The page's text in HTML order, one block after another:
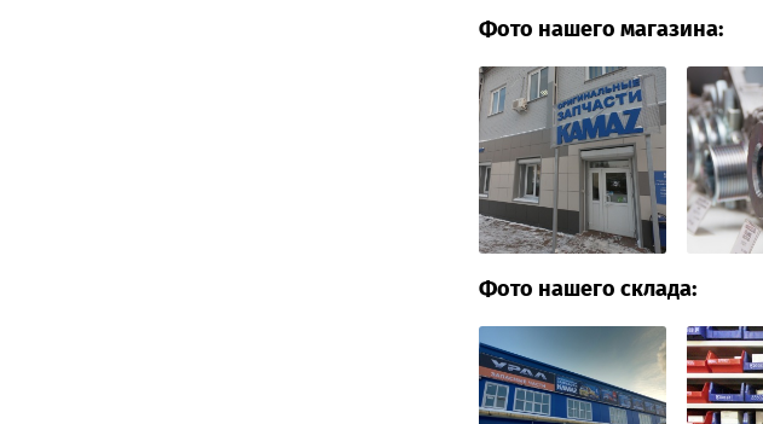
Фото нашего магазина:
Фото нашего склада: